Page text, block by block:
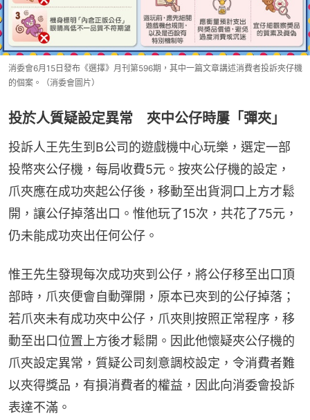
消委會6月15日發布《選擇》月刊第596期，其中一篇文章講述消費者投訴夾仔機
的個案。（消委會圖片）
投於人質疑設定異常 夾中公仔時屢「彈夾」
投訴人王先生到B公司的遊戲機中心玩樂，選定一部
投幣夾公仔機，每局收費5元。按夾公仔機的設定，
爪夾應在成功夾起公仔後，移動至出貨洞口上方才鬆
開，讓公仔掉落出口。惟他玩了15次，共花了75元，
仍未能成功夾出任何公仔。
惟王先生發現每次成功夾到公仔，將公仔移至出口頂
部時，爪夾便會自動彈開，原本已夾到的公仔掉落；
若爪夾未有成功夾中公仔，爪夾則按照正常程序，移
動至出口位置上方後才鬆開。因此他懷疑夾公仔機的
爪夾設定異常，質疑公司刻意調校設定，令消費者難
以夾得獎品，有損消費者的權益，因此向消委會投訴
表達不滿。